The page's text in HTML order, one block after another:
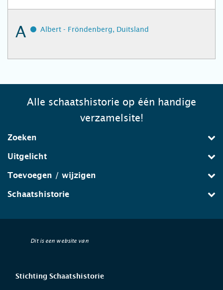
A Albert - Fröndenberg, Duitsland
Alle schaatshistorie op één handige
verzamelsite!
Zoeken
Uitgelicht
Toevoegen / wijzigen
Schaatshistorie
Dit is een website van
Stichting Schaatshistorie